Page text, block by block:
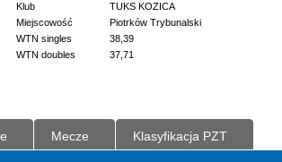
Klub
TUKS KOZICA
Miejscowość
Piotrków Trybunalski
WTN singles
38,39
WTN doubles
37,71
Mecze Klasyfikacja PZT